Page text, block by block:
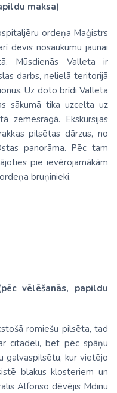
maksa)
ordeņa Maģistrs
devis nosaukumu jaunai
Mūsdienās Valleta ir
darbs, nelielā teritorijā
Uz doto brīdi Valleta
sākumā tika uzcelta uz
zemesragā. Ekskursijas
pilsētas dārzus, no
panorāma. Pēc tam
pie ievērojamākām
bruņinieki.
vēlēšanās, papildu
romiešu pilsēta, tad
citadeli, bet pēc spāņu
galvaspilsētu, kur vietējo
blakus klosteriem un
Alfonso dēvējis Mdinu